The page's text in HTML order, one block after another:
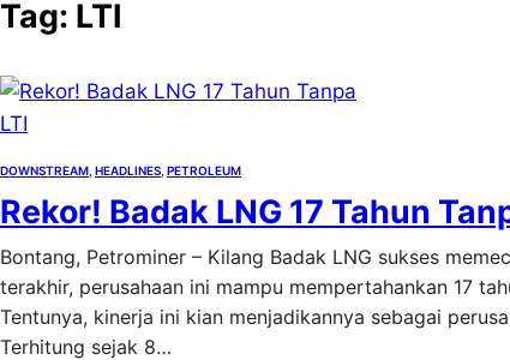
Tag: LTI
DOWNSTREAM HEADLINES PETROLEUM
Rekor! Badak LNG 17 Tahun
Bontang, Petrominer – Kilang Badak LNG sukses
terakhir, perusahaan ini mampu mempertahankan 17
Tentunya, kinerja ini kian menjadikannya sebagai
Terhitung sejak 8…